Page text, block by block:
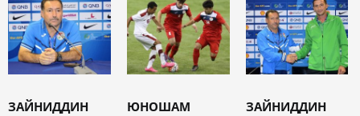
ЗАЙНИДДИН
ЮНОШАМ
ЗАЙНИДДИН